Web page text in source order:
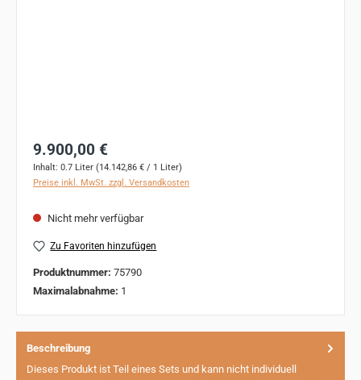
Regulärer Preis:
9.900,00 €
Inhalt: 0.7 Liter (14.142,86 € / 1 Liter)
Preise inkl. MwSt. zzgl. Versandkosten
Nicht mehr verfügbar
Zu Favoriten hinzufügen
Produktnummer: 75790
Maximalabnahme: 1
Beschreibung
Dieses Produkt ist Teil eines Sets und kann nicht individuell